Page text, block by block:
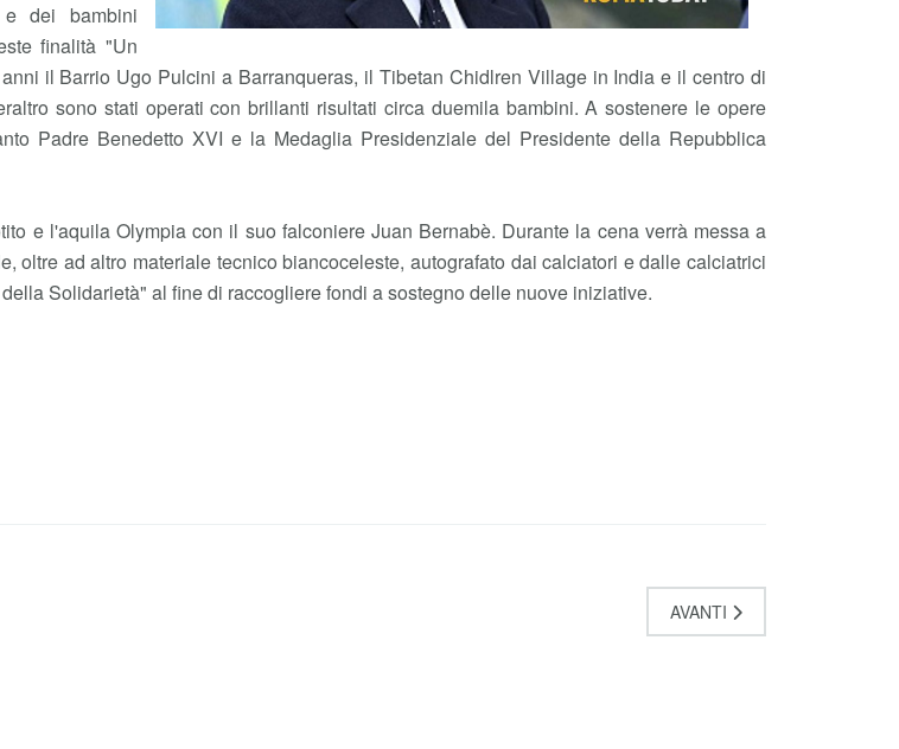
dei bambini
finalità "Un
il Barrio Ugo Pulcini a Barranqueras, il Tibetan Chidlren Village in India e il centro di
sono stati operati con brillanti risultati circa duemila bambini. A sostenere le opere
Padre Benedetto XVI e la Medaglia Presidenziale del Presidente della Repubblica
e l'aquila Olympia con il suo falconiere Juan Bernabè. Durante la cena verrà messa a
oltre ad altro materiale tecnico biancoceleste, autografato dai calciatori e dalle calciatrici
Solidarietà" al fine di raccogliere fondi a sostegno delle nuove iniziative.
AVANTI